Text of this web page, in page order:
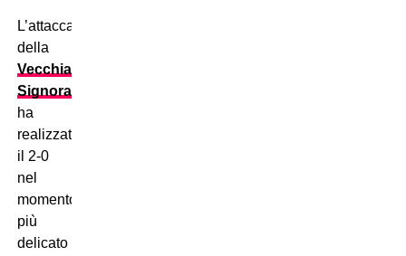
L’attaccante
della
Vecchia
Signora
ha
realizzato
il 2-0
nel
momento
più
delicato